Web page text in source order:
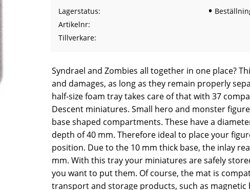
Lagerstatus
Artikelnr
Tillverkare
Syndrael and Zombies all together in one place?
and damages, as long as they remain properly
half-size foam tray takes care of that with 37
Descent miniatures. Small hero and monster
base shaped compartments. These have a
depth of 40 mm. Therefore ideal to place your
position. Due to the 10 mm thick base, the inlay
mm. With this tray your miniatures are safely
you want to put them. Of course, the mat is
transport and storage products, such as magnetic